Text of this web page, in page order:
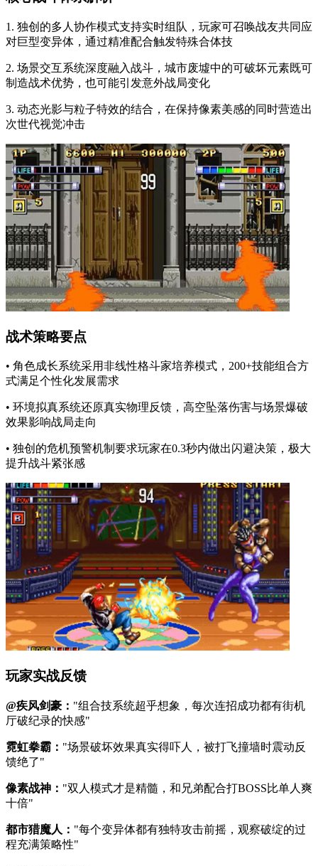
1. 独创的多人协作模式支持实时组队，玩家可召唤战友共同应
对巨型变异体，通过精准配合触发特殊合体技
2. 场景交互系统深度融入战斗，城市废墟中的可破坏元素既可
制造战术优势，也可能引发意外战局变化
3. 动态光影与粒子特效的结合，在保持像素美感的同时营造出
次世代视觉冲击
战术策略要点
• 角色成长系统采用非线性格斗家培养模式，200+技能组合方
式满足个性化发展需求
• 环境拟真系统还原真实物理反馈，高空坠落伤害与场景爆破
效果影响战局走向
• 独创的危机预警机制要求玩家在0.3秒内做出闪避决策，极大
提升战斗紧张感
玩家实战反馈
@疾风剑豪： "组合技系统超乎想象，每次连招成功都有街机
厅破纪录的快感"
霓虹拳霸： "场景破坏效果真实得吓人，被打飞撞墙时震动反
馈绝了"
像素战神： "双人模式才是精髓，和兄弟配合打BOSS比单人爽
十倍"
都市猎魔人： "每个变异体都有独特攻击前摇，观察破绽的过
程充满策略性"